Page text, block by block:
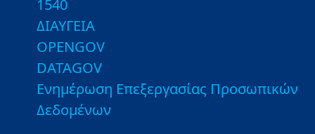
1540
ΔΙΑΥΓΕΙΑ
OPENGOV
DATAGOV
Ενημέρωση Επεξεργασίας Προσωπικών
Δεδομένων